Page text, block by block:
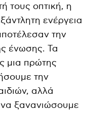
τους οπτική, η
ενέργεια
την
ένωσης. Τα
μια πρώτης
την
αλλά
ξανανιώσουμε